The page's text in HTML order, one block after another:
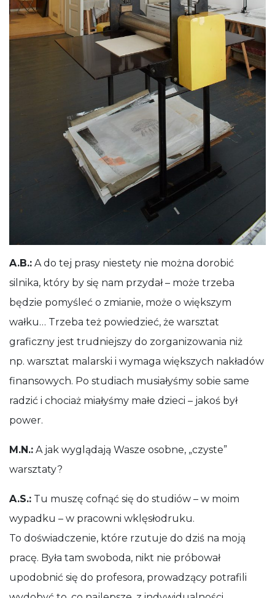
A.B.: A do tej prasy niestety nie można dorobić
silnika, który by się nam przydał – może trzeba
będzie pomyśleć o zmianie, może o większym
wałku… Trzeba też powiedzieć, że warsztat
graficzny jest trudniejszy do zorganizowania niż
np. warsztat malarski i wymaga większych nakładów
finansowych. Po studiach musiałyśmy sobie same
radzić i chociaż miałyśmy małe dzieci – jakoś był
power.
M.N.: A jak wyglądają Wasze osobne, „czyste”
warsztaty?
A.S.: Tu muszę cofnąć się do studiów – w moim
wypadku – w pracowni wklęsłodruku.
To doświadczenie, które rzutuje do dziś na moją
pracę. Była tam swoboda, nikt nie próbował
upodobnić się do profesora, prowadzący potrafili